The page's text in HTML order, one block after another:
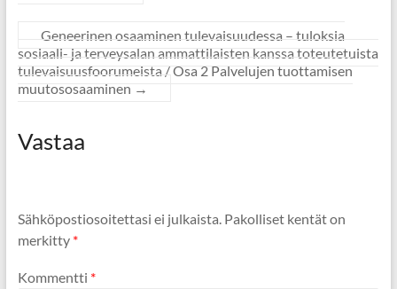
Geneerinen osaaminen tulevaisuudessa – tuloksia
sosiaali- ja terveysalan ammattilaisten kanssa toteutetuista
tulevaisuusfoorumeista / Osa 2 Palvelujen tuottamisen
muutososaaminen →
Vastaa
Sähköpostiosoitettasi ei julkaista. Pakolliset kentät on
merkitty *
Kommentti *